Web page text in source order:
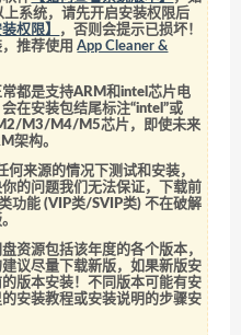
系统，请先开启安装权限后
权限】
，否则会提示已损坏！
，推荐使用App Cleaner &
都是支持ARM和intel芯片电
在安装包结尾标注“intel”或
M3/M4/M5芯片，即使未来
架构。
何来源的情况下测试和安装，
的问题我们无法保证，下载前
功能 (VIP类/SVIP类) 不在破解
资源包括该年度的各个版本，
议尽量下载新版，如果新版安
版本安装！不同版本可能有安
安装教程或安装说明的步骤安